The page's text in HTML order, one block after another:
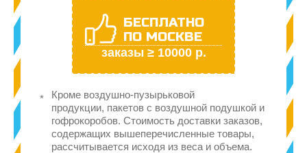
БЕСПЛАТНО
ПО МОСКВЕ
заказы ≥ 10000 р.
Кроме воздушно-пузырьковой
продукции, пакетов с воздушной подушкой и
гофрокоробов. Стоимость доставки заказов,
содержащих вышеперечисленные товары,
рассчитывается исходя из веса и объема.